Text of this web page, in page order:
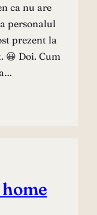
ca nu are
personalul
prezent la
😀 Doi. Cum